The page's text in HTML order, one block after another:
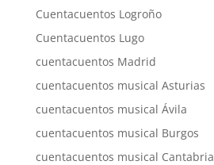
Cuentacuentos Logroño
Cuentacuentos Lugo
cuentacuentos Madrid
cuentacuentos musical Asturias
cuentacuentos musical Ávila
cuentacuentos musical Burgos
cuentacuentos musical Cantabria